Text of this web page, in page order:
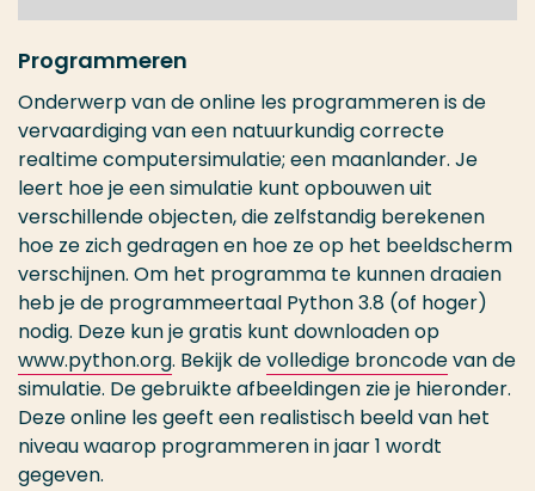
Programmeren
Onderwerp van de online les programmeren is de
vervaardiging van een natuurkundig correcte
realtime computersimulatie; een maanlander. Je
leert hoe je een simulatie kunt opbouwen uit
verschillende objecten, die zelfstandig berekenen
hoe ze zich gedragen en hoe ze op het beeldscherm
verschijnen. Om het programma te kunnen draaien
heb je de programmeertaal Python 3.8 (of hoger)
nodig. Deze kun je gratis kunt downloaden op
www.python.org. Bekijk devolledige broncodevan de
simulatie. De gebruikte afbeeldingen zie je hieronder.
Deze online les geeft een realistisch beeld van het
niveau waarop programmeren in jaar 1 wordt
gegeven.